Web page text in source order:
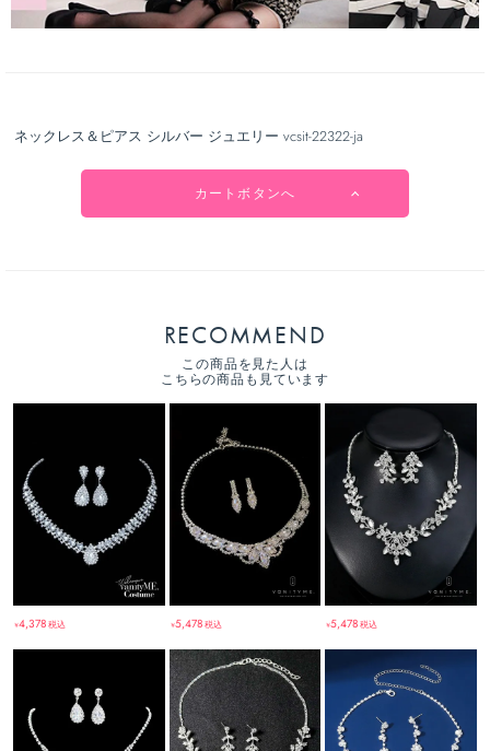
ネックレス＆ピアス シルバー ジュエリー vcsit-22322-ja
カートボタンへ
RECOMMEND
この商品を見た人は
こちらの商品も見ています
￥4,378税込 ￥5,478税込 ￥5,478 税込